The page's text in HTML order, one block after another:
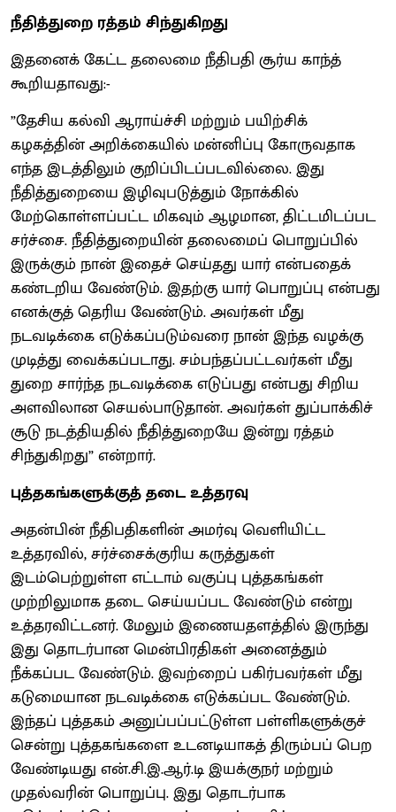
நீதித்துறை ரத்தம் சிந்துகிறது
இதனைக் கேட்ட தலைமை நீதிபதி சூர்ய காந்த்
கூறியதாவது:-
”தேசிய கல்வி ஆராய்ச்சி மற்றும் பயிற்சிக்
கழகத்தின் அறிக்கையில் மன்னிப்பு கோருவதாக
எந்த இடத்திலும் குறிப்பிடப்படவில்லை. இது
நீதித்துறையை இழிவுபடுத்தும் நோக்கில்
மேற்கொள்ளப்பட்ட மிகவும் ஆழமான, திட்டமிடப்பட
சர்ச்சை. நீதித்துறையின் தலைமைப் பொறுப்பில்
இருக்கும் நான் இதைச் செய்தது யார் என்பதைக்
கண்டறிய வேண்டும். இதற்கு யார் பொறுப்பு என்பது
எனக்குத் தெரிய வேண்டும். அவர்கள் மீது
நடவடிக்கை எடுக்கப்படும்வரை நான் இந்த வழக்கு
முடித்து வைக்கப்படாது. சம்பந்தப்பட்டவர்கள் மீது
துறை சார்ந்த நடவடிக்கை எடுப்பது என்பது சிறிய
அளவிலான செயல்பாடுதான். அவர்கள் துப்பாக்கிச்
சூடு நடத்தியதில் நீதித்துறையே இன்று ரத்தம்
சிந்துகிறது” என்றார்.
புத்தகங்களுக்குத் தடை உத்தரவு
அதன்பின் நீதிபதிகளின் அமர்வு வெளியிட்ட
உத்தரவில், சர்ச்சைக்குரிய கருத்துகள்
இடம்பெற்றுள்ள எட்டாம் வகுப்பு புத்தகங்கள்
முற்றிலுமாக தடை செய்யப்பட வேண்டும் என்று
உத்தரவிட்டனர். மேலும் இணையதளத்தில் இருந்து
இது தொடர்பான மென்பிரதிகள் அனைத்தும்
நீக்கப்பட வேண்டும். இவற்றைப் பகிர்பவர்கள் மீது
கடுமையான நடவடிக்கை எடுக்கப்பட வேண்டும்.
இந்தப் புத்தகம் அனுப்பப்பட்டுள்ள பள்ளிகளுக்குச்
சென்று புத்தகங்களை உடனடியாகத் திரும்பப் பெற
வேண்டியது என்.சி.இ.ஆர்.டி இயக்குநர் மற்றும்
முதல்வரின் பொறுப்பு. இது தொடர்பாக